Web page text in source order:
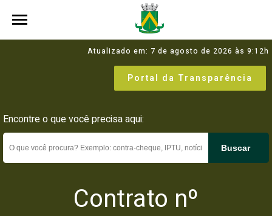
Atualizado em: 7 de agosto de 2026 às 9:12h
Portal da Transparência
Encontre o que você precisa aqui:
Buscar
Contrato nº